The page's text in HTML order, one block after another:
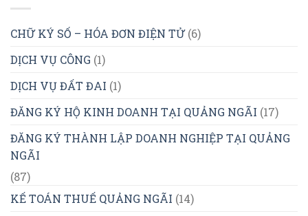
CHỮ KÝ SỐ – HÓA ĐƠN ĐIỆN TỬ(6)
DỊCH VỤ CÔNG (1)
DỊCH VỤ ĐẤT ĐAI (1)
ĐĂNG KÝ HỘ KINH DOANH TẠI QUẢNG NGÃI (17)
ĐĂNG KÝ THÀNH LẬP DOANH NGHIỆP TẠI QUẢNG
NGÃI
(87)
KẾ TOÁN THUẾ QUẢNG NGÃI (14)